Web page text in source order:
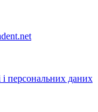
і персональних даних